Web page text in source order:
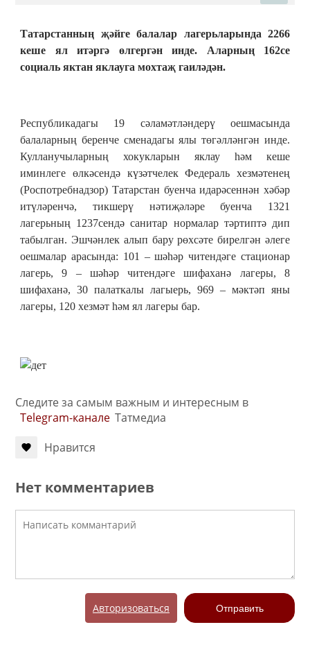
Татарстанның җәйге балалар лагерьларында 2266
кеше ял итәргә өлгергән инде. Аларның 162се
социаль яктан яклауга мохтаҗ гаиләдән.
Республикадагы 19 сәламәтләндерү оешмасында
балаларның беренче сменадагы ялы төгәлләнгән инде.
Кулланучыларның хокукларын яклау һәм кеше
иминлеге өлкәсендә күзәтчелек Федераль хезмәтенең
(Роспотребнадзор) Татарстан буенча идарәсеннән хәбәр
итүләренчә, тикшерү нәтиҗәләре буенча 1321
лагерьның 1237сендә санитар нормалар тәртиптә дип
табылган. Эшчәнлек алып бару рөхсәте бирелгән әлеге
оешмалар арасында: 101 – шәһәр читендәге стационар
лагерь, 9 – шәһәр читендәге шифаханә лагеры, 8
шифаханә, 30 палаткалы лагыерь, 969 – мәктәп яны
лагеры, 120 хезмәт һәм ял лагеры бар.
Следите за самым важным и интересным в
Telegram-канале Татмедиа
Нравится
Нет комментариев
Авторизоваться Отправить